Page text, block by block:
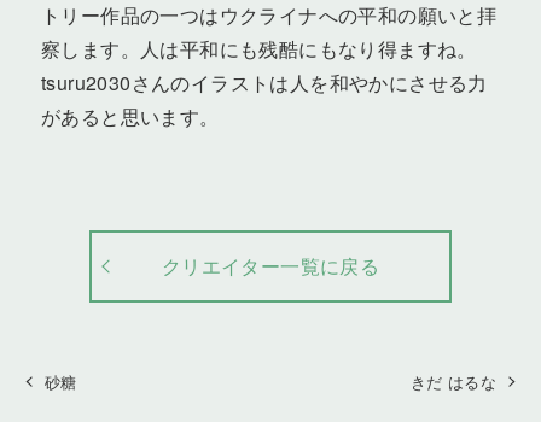
トリー作品の一つはウクライナへの平和の願いと拝
察します。人は平和にも残酷にもなり得ますね。
tsuru2030さんのイラストは人を和やかにさせる力
があると思います。
クリエイター一覧に戻る
砂糖 きだ はるな